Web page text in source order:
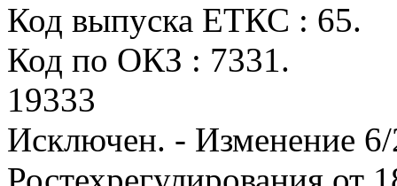
Код выпуска ЕТКС : 65.
Код по ОКЗ : 7331.
19333
Исключен. - Изменение